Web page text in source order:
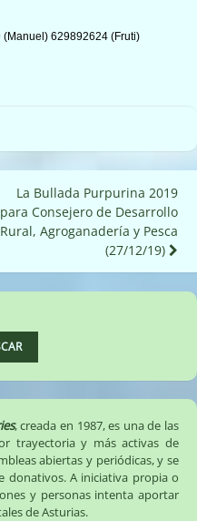
(Manuel) 629892624 (Fruti)
La Bullada Purpurina 2019
para Consejero de Desarrollo
Rural, Agroganadería y Pesca
(27/12/19)
, creada en 1987, es una de las
trayectoria y más activas de
abiertas y periódicas, y se
donativos. A iniciativa propia o
y personas intenta aportar
de Asturias.